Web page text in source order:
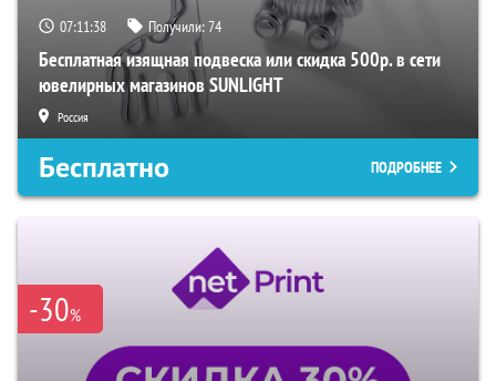
07:11:37 Получили:74
Бесплатная изящная подвеска или скидка 500р. в сети
ювелирных магазинов SUNLIGHT
Россия
Бесплатно ПОДРОБНЕЕ
-30%